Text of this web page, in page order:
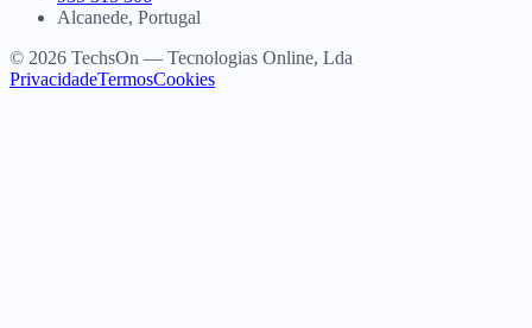
Alcanede, Portugal
© 2026 TechsOn — Tecnologias Online, Lda
PrivacidadeTermosCookies